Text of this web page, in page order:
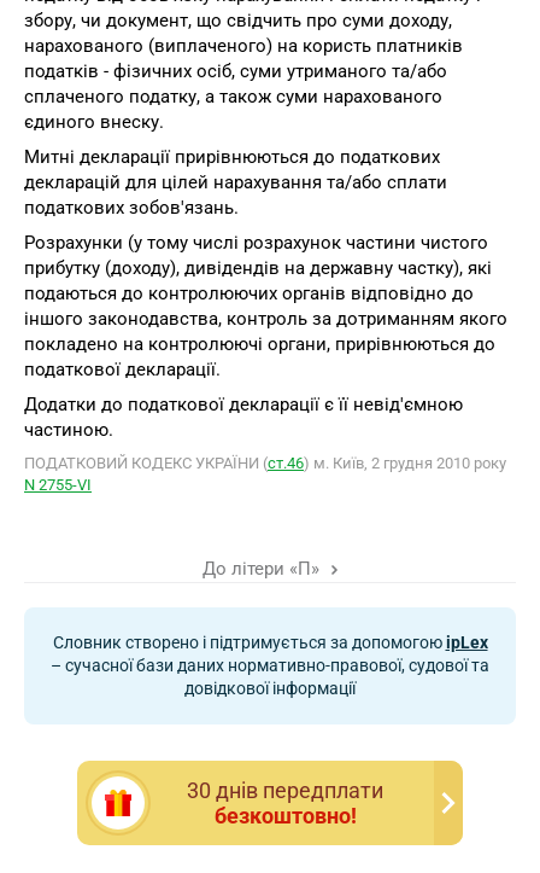
збору, чи документ, що свідчить про суми доходу,
нарахованого (виплаченого) на користь платників
податків - фізичних осіб, суми утриманого та/або
сплаченого податку, а також суми нарахованого
єдиного внеску.
Митні декларації прирівнюються до податкових
декларацій для цілей нарахування та/або сплати
податкових зобов'язань.
Розрахунки (у тому числі розрахунок частини чистого
прибутку (доходу), дивідендів на державну частку), які
подаються до контролюючих органів відповідно до
іншого законодавства, контроль за дотриманням якого
покладено на контролюючі органи, прирівнюються до
податкової декларації.
Додатки до податкової декларації є її невід'ємною
частиною.
ПОДАТКОВИЙ КОДЕКС УКРАЇНИ (ст.46) м. Київ, 2 грудня 2010 року
N 2755-VІ
До літери «П»
Словник створено і підтримується за допомогоюipLex
– сучасної бази даних нормативно-правової, судової та
довідкової інформації
30 днiв передплати
безкоштовно!